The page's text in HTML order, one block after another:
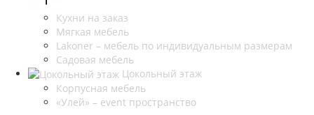
Кухни на заказ
Мягкая мебель
Lakoner – мебель по индивидуальным размерам
Садовая мебель
Цокольный этаж
Корпусная мебель
«Улей» – event пространство